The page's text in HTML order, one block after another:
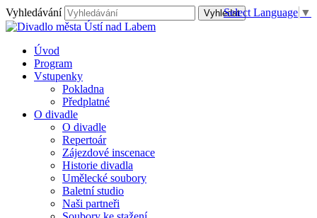
Vyhledávání
Úvod
Program
Vstupenky
Pokladna
Předplatné
O divadle
O divadle
Repertoár
Zájezdové inscenace
Historie divadla
Umělecké soubory
Baletní studio
Naši partneři
Select Language ▼